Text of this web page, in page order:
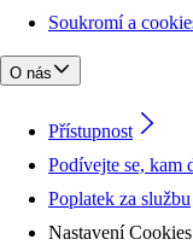
Soukromí a
O nás
Přístupnost
Podívejte se, kam
Poplatek za službu
Nastavení Cookies